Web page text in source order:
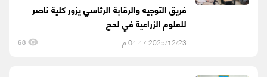
فريق التوجيه والرقابة الرئاسي يزور كلية ناصر
للعلوم الزراعية في لحج
2025/12/23 04:47 م 68